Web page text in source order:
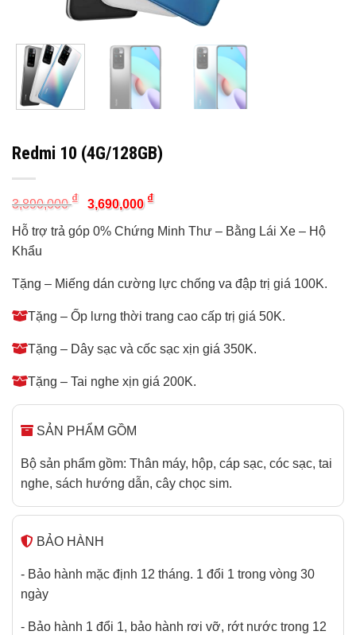
Redmi 10 (4G/128GB)
3,890,000₫
Original
price
was:
3,890,000 ₫.
3,690,000 ₫Current
is:
3,690,000 ₫.
Hỗ trợ trả góp 0% Chứng Minh Thư – Bằng Lái Xe – Hộ
Khẩu
Tặng – Miếng dán cường lực chống va đập trị giá 100K.
Tặng – Ốp lưng thời trang cao cấp trị giá 50K.
Tặng – Dây sạc và cốc sạc xịn giá 350K.
Tặng – Tai nghe xịn giá 200K.
SẢN PHẨM GỒM
Bộ sản phẩm gồm: Thân máy, hộp, cáp sạc, cóc sạc, tai
nghe, sách hướng dẫn, cây chọc sim.
BẢO HÀNH
- Bảo hành mặc định 12 tháng. 1 đổi 1 trong vòng 30
ngày
- Bảo hành 1 đổi 1, bảo hành rơi vỡ, rớt nước trong 12